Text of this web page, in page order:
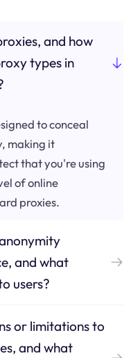
and how
types in
to conceal
making it
that you're using
of online
proxies.
and what
users?
or limitations to
and what